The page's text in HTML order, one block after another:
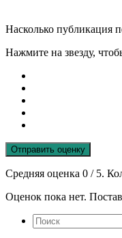
Насколько публикация
Нажмите на звезду,
Отправить оценку
Средняя оценка 0 / 5.
Оценок пока нет.